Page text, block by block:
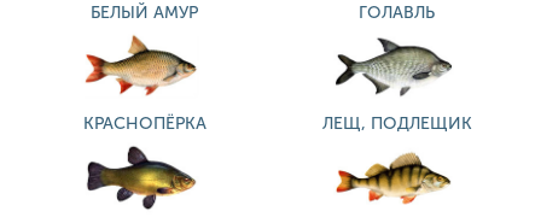
БЕЛЫЙ АМУР ГОЛАВЛЬ
КРАСНОПЁРКА ЛЕЩ, ПОДЛЕЩИК